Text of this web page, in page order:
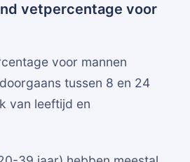
vetpercentage voor
voor mannen
tussen 8 en 24
van leeftijd en